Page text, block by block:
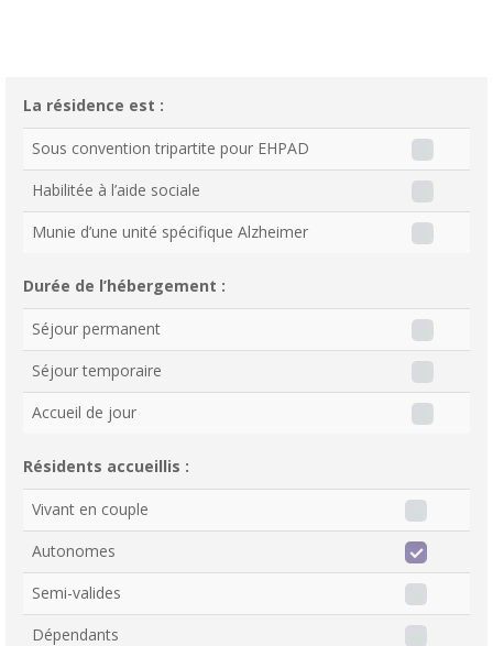
La résidence est :
Sous convention tripartite pour EHPAD
Habilitée à l’aide sociale
Munie d’une unité spécifique Alzheimer
Durée de l’hébergement :
Séjour permanent
Séjour temporaire
Accueil de jour
Résidents accueillis :
Vivant en couple
Autonomes
Semi-valides
Dépendants